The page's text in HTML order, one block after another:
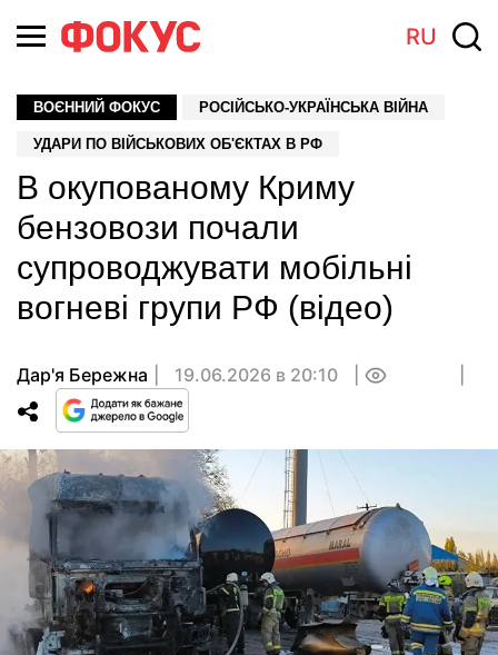
RU
ВОЄННИЙ ФОКУС РОСІЙСЬКО-УКРАЇНСЬКА ВІЙНА
УДАРИ ПО ВІЙСЬКОВИХ ОБ'ЄКТАХ В РФ
В окупованому Криму
бензовози почали
супроводжувати мобільні
вогневі групи РФ (відео)
Дар'я Бережна 19.06.2026 в 20:10